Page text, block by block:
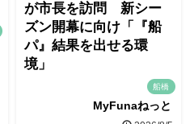
が市長を訪問 新シー
ズン開幕に向け「『船
パ』結果を出せる環
境」
船橋
MyFunaねっと